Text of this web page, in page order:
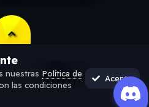
nuestras Política de
las condiciones
Acepto